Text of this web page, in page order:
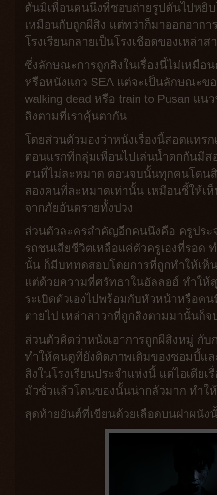
ดันมีเพื่อนคนนึงที่ชอบถ่ายรูปดันไปหยิ
เหมือนกับถูกผีสิง แต่ทว่าก็มาออกอาก
โรงเรียนกลายเป็นโรงเชือดของเหล่าส
ซึ่งลักษณะการถูกสิงในเรื่องนี้ไม่เหมือ
หรือหนังแถว SEA แต่จะเป็นลักษณะข
walking dead หรือ train to Pusan แ
สิงตามที่เราคุ้นตากัน
โดยส่วนตัวมองว่าหนังเรื่องนี้สอดแทร
ตอนแรกที่กลุ่มเพื่อนไปเล่นน้ำตกกันมี
คนที่ไม่ละหมาด ตอนจบนั้นทุกคนโดน
สองคนที่ละหมาดเท่านั้น เหมือนชี้ให้เ
จากภัยอันตรายทั้งปวง
ส่วนตัวละครสำคัญอีกคนนึงคือ ครูปร
รถชนเสียชีวิตเหลือแค่ตัวครูเองที่รอด
นั้น ก็มีบททดสอบโดยการที่ถูกทำให้เห็
แต่ด้วยความที่ศรัทธาในอัลลอฮ์ ทำให้สุ
ระเบิดตัวเองไปพร้อมกับหัวหน้าหรือค
ตายไป เหล่าสาวกที่ถูกสิงตามมานั้นก็
ส่วนตัวคิดว่าหนังเอาการถูกผีสิงหมู่ กั
ทำให้คนดูที่ยังติดภาพเดิมของซอมบี้แ
สิงในโรงเรียนประจำแห่งนี้ แต่ไอเดีย
มั่วซั่วแล้วโดนของนั้นน่ากลัวมาก ทำให้
สุดท้ายยันต์ที่เขียนด้วยเลือดบนฝาผนั